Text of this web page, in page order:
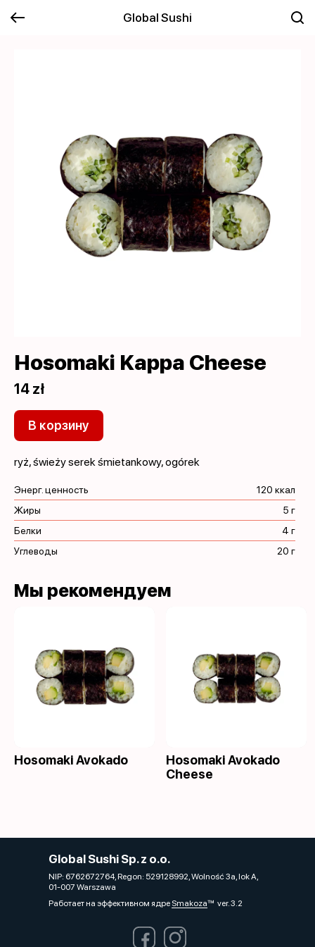
Global Sushi
Hosomaki Kappa Cheese
14 zł
В корзину
ryż, świeży serek śmietankowy, ogórek
Энерг. ценность
120 ккал
Жиры
5 г
Белки
4 г
Углеводы
20 г
Мы рекомендуем
Hosomaki Avokado
Hosomaki Avokado
Cheese
Global Sushi Sp. z o.o.
NIP: 6762672764, Regon: 529128992, Wolność 3a, lok A,
01-007 Warszawa
Работает на эффективном ядре Smakozaver. 3.2